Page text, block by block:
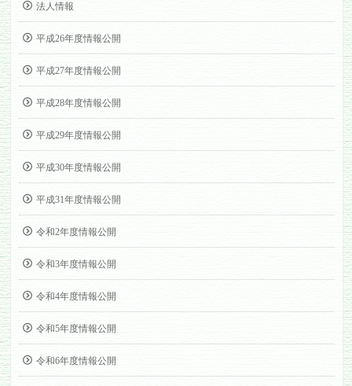
法人情報
平成26年度情報公開
平成27年度情報公開
平成28年度情報公開
平成29年度情報公開
平成30年度情報公開
平成31年度情報公開
令和2年度情報公開
令和3年度情報公開
令和4年度情報公開
令和5年度情報公開
令和6年度情報公開